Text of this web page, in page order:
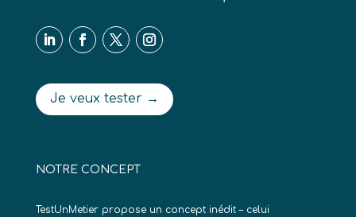
Je veux tester →
NOTRE CONCEPT
TestUnMetier propose un concept inédit – celui